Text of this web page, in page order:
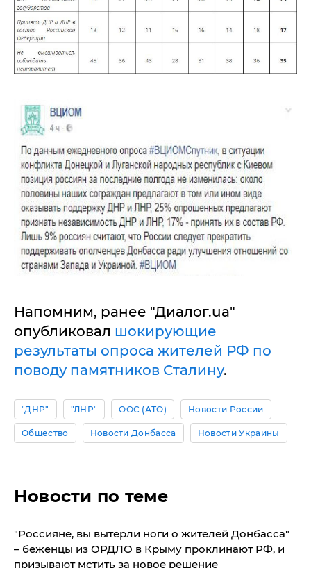
Напомним, ранее "Диалог.ua"
опубликовал шокирующие
результаты опроса жителей РФ по
поводу памятников Сталину.
"ДНР" "ЛНР" ООС (АТО) Новости России
Общество Новости Донбасса Новости Украины
Новости по теме
"Россияне, вы вытерли ноги о жителей Донбасса"
– беженцы из ОРДЛО в Крыму проклинают РФ, и
призывают мстить за новое решение